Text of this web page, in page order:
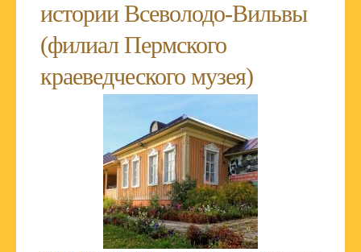
истории Всеволодо-Вильвы
(филиал Пермского
краеведческого музея)